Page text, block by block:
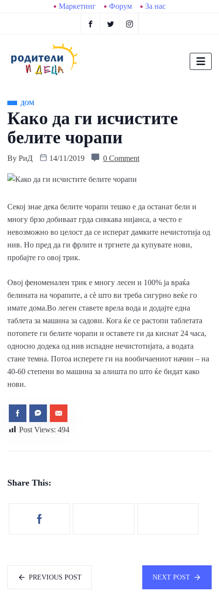
Маркетинг Форум За нас
ДОМ
Како да ги исчистите
белите чорапи
By РиД 14/11/2019 0 Comment
Секој знае дека белите чорапи тешко е да останат бели и
многу брзо добиваат грда сивкава нијанса, а често е
невозможно во целост да се исперат дамките нечистотија од
нив. Но пред да ги фрлите и тргнете да купувате нови,
пробајте го овој трик.
Овој феноменален трик е многу лесен и 100% ја враќа
белината на чорапите, а сè што ви треба сигурно веќе го
имате дома.Во леген ставете врела вода и додајте една
таблета за машина за садови. Кога ќе се растопи таблетата
потопете ги белите чорапи и оставете ги да киснат 24 часа,
односно додека од нив испадне нечистотијата, а водата
стане темна. Потоа исперете ги на вообичаениот начин – на
40-60 степени во машина за алишта по што ќе бидат како
нови.
Post Views: 494
Share This:
PREVIOUS POST NEXT POST